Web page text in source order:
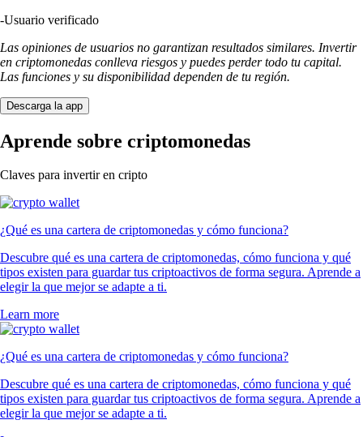
-Usuario verificado
Las opiniones de usuarios no garantizan resultados similares. Invertir
en criptomonedas conlleva riesgos y puedes perder todo tu capital.
Las funciones y su disponibilidad dependen de tu región.
Descarga la app
Aprende sobre criptomonedas
Claves para invertir en cripto
¿Qué es una cartera de criptomonedas y cómo funciona?
Descubre qué es una cartera de criptomonedas, cómo funciona y qué
tipos existen para guardar tus criptoactivos de forma segura. Aprende a
elegir la que mejor se adapte a ti.
Learn more
¿Qué es una cartera de criptomonedas y cómo funciona?
Descubre qué es una cartera de criptomonedas, cómo funciona y qué
tipos existen para guardar tus criptoactivos de forma segura. Aprende a
elegir la que mejor se adapte a ti.